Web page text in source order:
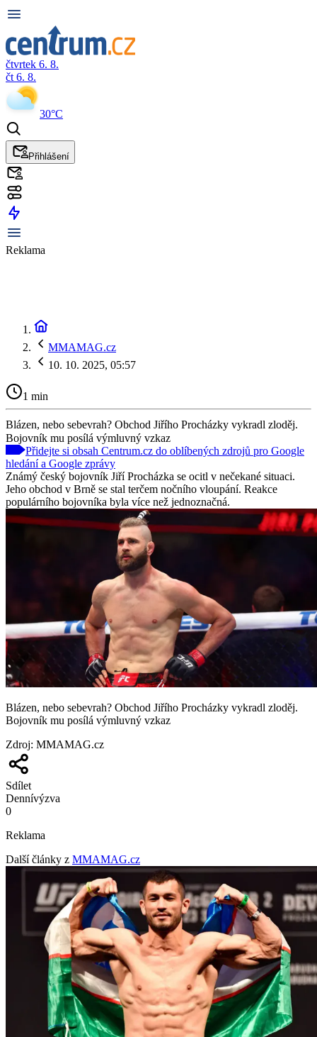
čtvrtek 6. 8.
čt 6. 8.
30°C
Přihlášení
Reklama
MMAMAG.cz
10. 10. 2025, 05:57
1 min
Blázen, nebo sebevrah? Obchod Jiřího Procházky vykradl zloděj.
Bojovník mu posílá výmluvný vzkaz
Přidejte si obsah Centrum.cz do oblíbených zdrojů pro Google
hledání a Google zprávy
Známý český bojovník Jiří Procházka se ocitl v nečekané situaci.
Jeho obchod v Brně se stal terčem nočního vloupání. Reakce
populárního bojovníka byla více než jednoznačná.
Blázen, nebo sebevrah? Obchod Jiřího Procházky vykradl zloděj.
Bojovník mu posílá výmluvný vzkaz
Zdroj: MMAMAG.cz
Sdílet
Dennívýzva
0
Reklama
Další články z MMAMAG.cz